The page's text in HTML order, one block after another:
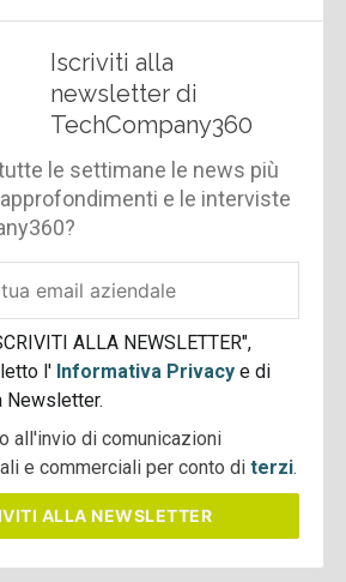
Iscriviti alla
newsletter di
TechCompany360
le settimane le news più
e le interviste
ALLA NEWSLETTER",
l' Informativa Privacye di
Newsletter.
all'invio di comunicazioni
e commerciali per conto diterzi.
ALLA NEWSLETTER